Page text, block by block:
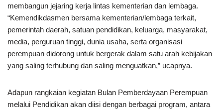
membangun jejaring kerja lintas kementerian dan lembaga.
“Kemendikdasmen bersama kementerian/lembaga terkait,
pemerintah daerah, satuan pendidikan, keluarga, masyarakat,
media, perguruan tinggi, dunia usaha, serta organisasi
perempuan didorong untuk bergerak dalam satu arah kebijakan
yang saling terhubung dan saling menguatkan,” ucapnya.
Adapun rangkaian kegiatan Bulan Pemberdayaan Perempuan
melalui Pendidikan akan diisi dengan berbagai program, antara